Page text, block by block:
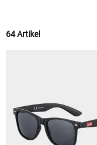
64 Artikel